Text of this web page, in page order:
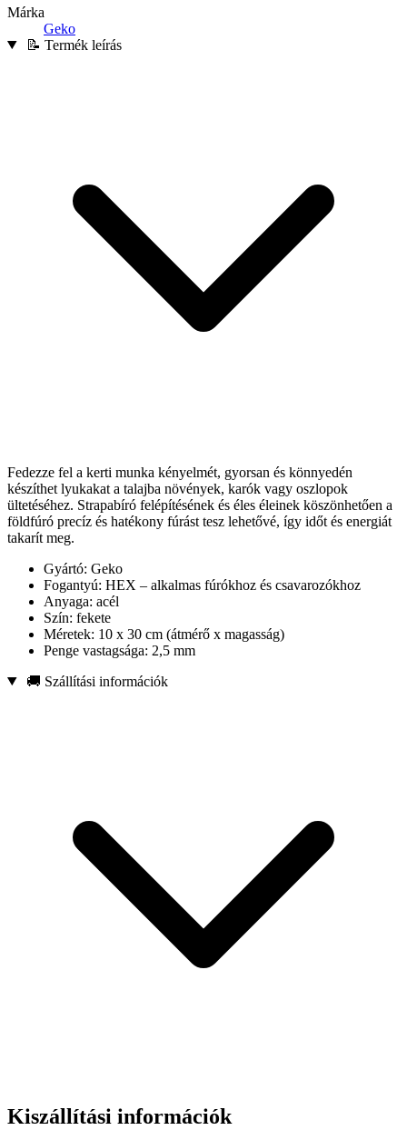
Márka
Geko
📝 Termék leírás
Fedezze fel a kerti munka kényelmét, gyorsan és könnyedén
készíthet lyukakat a talajba növények, karók vagy oszlopok
ültetéséhez. Strapabíró felépítésének és éles éleinek köszönhetően a
földfúró precíz és hatékony fúrást tesz lehetővé, így időt és energiát
takarít meg.
Gyártó: Geko
Fogantyú: HEX – alkalmas fúrókhoz és csavarozókhoz
Anyaga: acél
Szín: fekete
Méretek: 10 x 30 cm (átmérő x magasság)
Penge vastagsága: 2,5 mm
🚚 Szállítási információk
Kiszállítási információk